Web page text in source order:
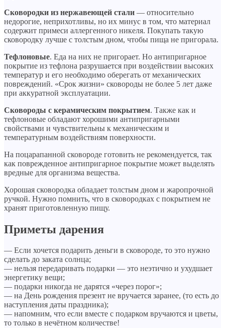
Сковородки из нержавеющей стали — относительно
недорогие, неприхотливы, но их минус в том, что материал
содержит примеси аллергенного никеля. Покупать такую
сковородку лучше с толстым дном, чтобы пища не пригорала.
Тефлоновые. Еда на них не пригорает. Но антипригарное
покрытие из тефлона разрушается при воздействии высоких
температур и его необходимо оберегать от механических
повреждений. «Срок жизни» сковороды не более 5 лет даже
при аккуратной эксплуатации.
Сковороды с керамическим покрытием. Также как и
тефлоновые обладают хорошими антипригарными
свойствами и чувствительны к механическим и
температурным воздействиям поверхности.
На поцарапанной сковороде готовить не рекомендуется, так
как поврежденное антипригарное покрытие может выделять
вредные для организма вещества.
Хорошая сковородка обладает толстым дном и жаропрочной
ручкой. Нужно помнить, что в сковородках с покрытием не
хранят приготовленную пищу.
Приметы дарения
— Если хочется подарить деньги в сковороде, то это нужно
сделать до заката солнца;
— нельзя передаривать подарки — это неэтично и ухудшает
энергетику вещи;
— подарки никогда не дарятся «через порог»;
— на День рождения презент не вручается заранее, (то есть до
наступления даты праздника);
— напомним, что если вместе с подарком вручаются и цветы,
то только в нечётном количестве!